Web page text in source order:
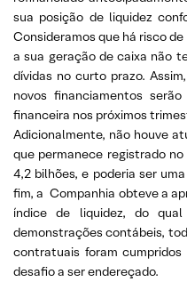
sua posição de liquidez
Consideramos que há risco
a sua geração de caixa não
dívidas no curto prazo.
novos financiamentos
financeira nos próximos
Adicionalmente, não houve
que permanece registrado
4,2 bilhões, e poderia ser
fim, a Companhia obteve a
índice de liquidez, do
demonstrações contábeis,
contratuais foram
desafio a ser endereçado.